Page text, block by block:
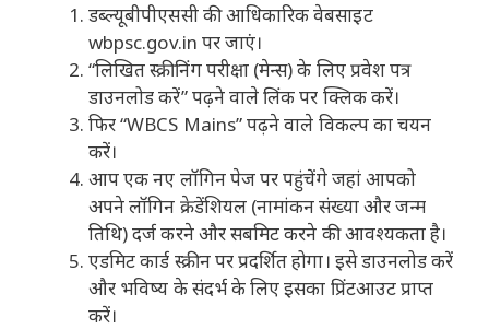
डब्ल्यूबीपीएससी की आधिकारिक वेबसाइट
wbpsc.gov.in पर जाएं।
“लिखित स्क्रीनिंग परीक्षा (मेन्स) के लिए प्रवेश पत्र
डाउनलोड करें” पढ़ने वाले लिंक पर क्लिक करें।
फिर “WBCS Mains” पढ़ने वाले विकल्प का चयन
करें।
आप एक नए लॉगिन पेज पर पहुंचेंगे जहां आपको
अपने लॉगिन क्रेडेंशियल (नामांकन संख्या और जन्म
तिथि) दर्ज करने और सबमिट करने की आवश्यकता है।
एडमिट कार्ड स्क्रीन पर प्रदर्शित होगा। इसे डाउनलोड करें
और भविष्य के संदर्भ के लिए इसका प्रिंटआउट प्राप्त
करें।